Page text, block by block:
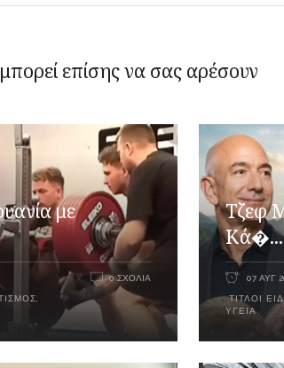
επίσης να σας αρέσουν
με
0 ΣΧΌΛΙΑ
Τζεφ
Κά�...
07 ΑΥΓ
ΤΊΤΛΟΙ
ΥΓΕΊΑ